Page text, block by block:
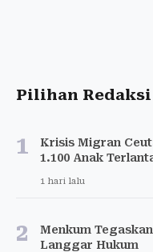
Pilihan Redaksi
1
Krisis Migran
1.100 Anak
1 hari lalu
2
Menkum
Langgar Hukum